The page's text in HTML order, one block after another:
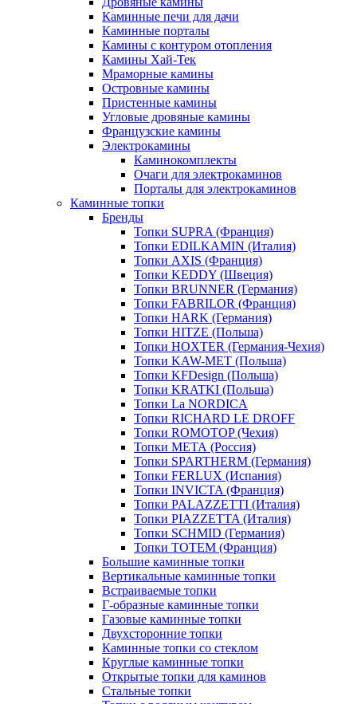
Каминные печи для дачи
Каминные порталы
Камины с контуром отопления
Камины Хай-Тек
Мраморные камины
Островные камины
Пристенные камины
Угловые дровяные камины
Французские камины
Электрокамины
Каминокомплекты
Очаги для электрокаминов
Порталы для электрокаминов
Каминные топки
Бренды
Топки SUPRA (Франция)
Топки EDILKAMIN (Италия)
Топки AXIS (Франция)
Топки KEDDY (Швеция)
Топки BRUNNER (Германия)
Топки FABRILOR (Франция)
Топки HARK (Германия)
Топки HITZE (Польша)
Топки HOXTER (Германия-Чехия)
Топки KAW-MET (Польша)
Топки KFDesign (Польша)
Топки KRATKI (Польша)
Топки La NORDICA
Топки RICHARD LE DROFF
Топки ROMOTOP (Чехия)
Топки МЕТА (Россия)
Топки SPARTHERM (Германия)
Топки FERLUX (Испания)
Топки INVICTA (Франция)
Топки PALAZZETTI (Италия)
Топки PIAZZETTA (Италия)
Топки SCHMID (Германия)
Топки TOTEM (Франция)
Большие каминные топки
Вертикальные каминные топки
Встраиваемые топки
Г-образные каминные топки
Газовые каминные топки
Двухсторонние топки
Каминные топки со стеклом
Круглые каминные топки
Открытые топки для каминов
Стальные топки